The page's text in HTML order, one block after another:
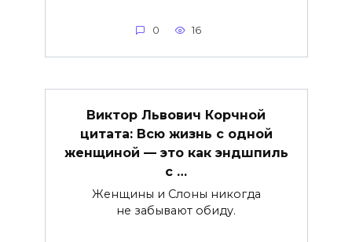
0 16
Виктор Львович Корчной
цитата: Всю жизнь с одной
женщиной — это как эндшпиль
с …
Женщины и Слоны никогда
не забывают обиду.